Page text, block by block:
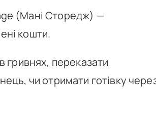
(Мані Сторедж) —
кошти.
гривнях, переказати
чи отримати готівку